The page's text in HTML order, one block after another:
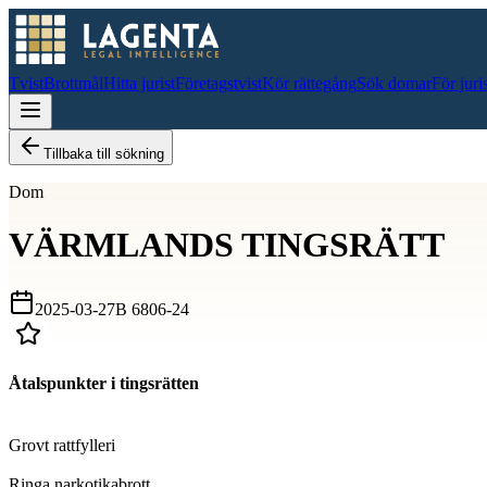
TvistBrottmålHitta juristFöretagstvistKör rättegångSök domarFör
Tillbaka till sökning
Dom
VÄRMLANDS TINGSRÄTT
2025-03-27B 6806-24
Åtalspunkter i tingsrätten
Grovt rattfylleri